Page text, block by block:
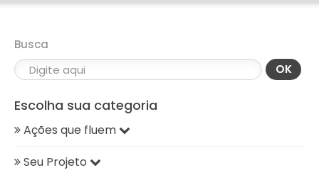
Busca
OK
Escolha sua categoria
Ações que fluem
Seu Projeto